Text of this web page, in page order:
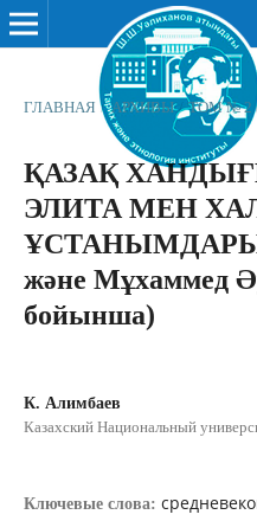
ГЛАВНАЯ / АРХИВЫ / ТОМ № 2
ҚАЗАҚ
ЭЛИТА МЕН
ҰСТАНЫМДАРЫ
және Мұхаммед
бойынша)
К. Алимбаев
Казахский Национальный
Ключевые слова: